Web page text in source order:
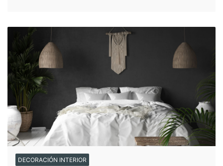
DECORACIÓN INTERIOR